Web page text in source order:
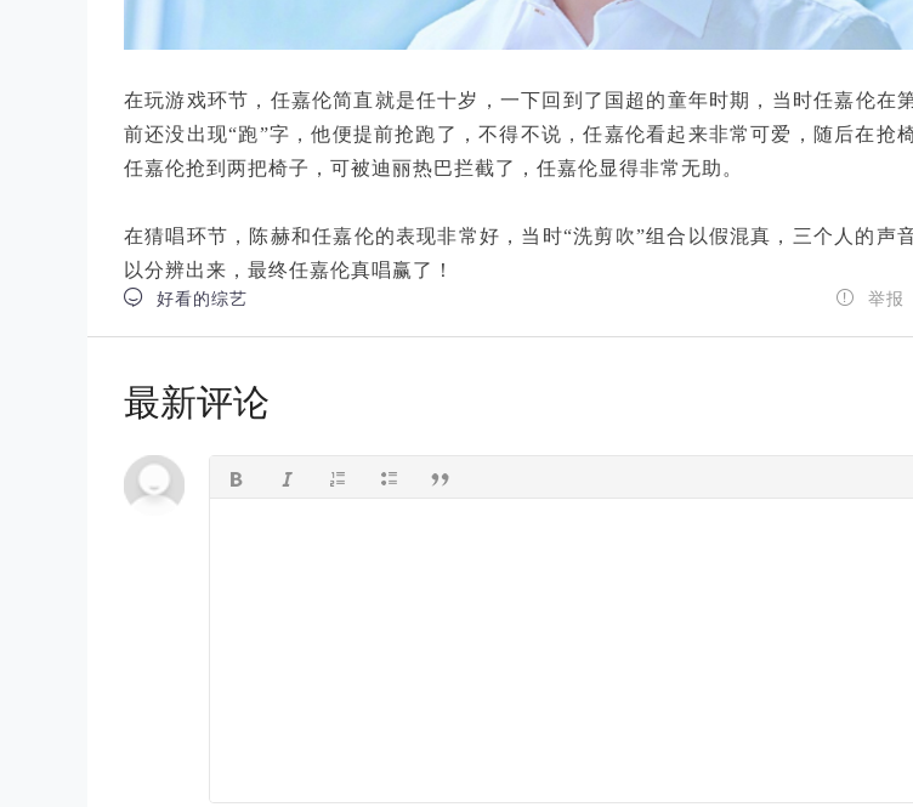
在玩游戏环节，任嘉伦简直就是任十岁，一下回到了国超的童年时期，当时任嘉伦在
前还没出现“跑”字，他便提前抢跑了，不得不说，任嘉伦看起来非常可爱，随后在抢
任嘉伦抢到两把椅子，可被迪丽热巴拦截了，任嘉伦显得非常无助。
在猜唱环节，陈赫和任嘉伦的表现非常好，当时“洗剪吹”组合以假混真，三个人的声
以分辨出来，最终任嘉伦真唱赢了！
 好看的综艺  举报
最新评论